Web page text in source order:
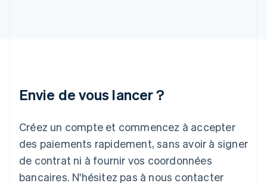
Envie de vous lancer ?
Créez un compte et commencez à accepter
des paiements rapidement, sans avoir à signer
de contrat ni à fournir vos coordonnées
bancaires. N'hésitez pas à nous contacter
Japon
Lettonie
English
Liechtenstein
DeutschEnglish
Lituanie